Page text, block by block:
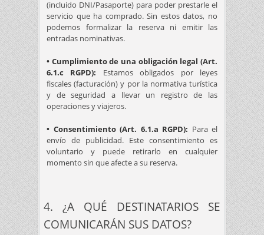
(incluido DNI/Pasaporte) para poder prestarle el
servicio que ha comprado. Sin estos datos, no
podemos formalizar la reserva ni emitir las
entradas nominativas.
• Cumplimiento de una obligación legal (Art.
6.1.c RGPD): Estamos obligados por leyes
fiscales (facturación) y por la normativa turística
y de seguridad a llevar un registro de las
operaciones y viajeros.
• Consentimiento (Art. 6.1.a RGPD): Para el
envío de publicidad. Este consentimiento es
voluntario y puede retirarlo en cualquier
momento sin que afecte a su reserva.
4. ¿A QUÉ DESTINATARIOS SE
COMUNICARÁN SUS DATOS?